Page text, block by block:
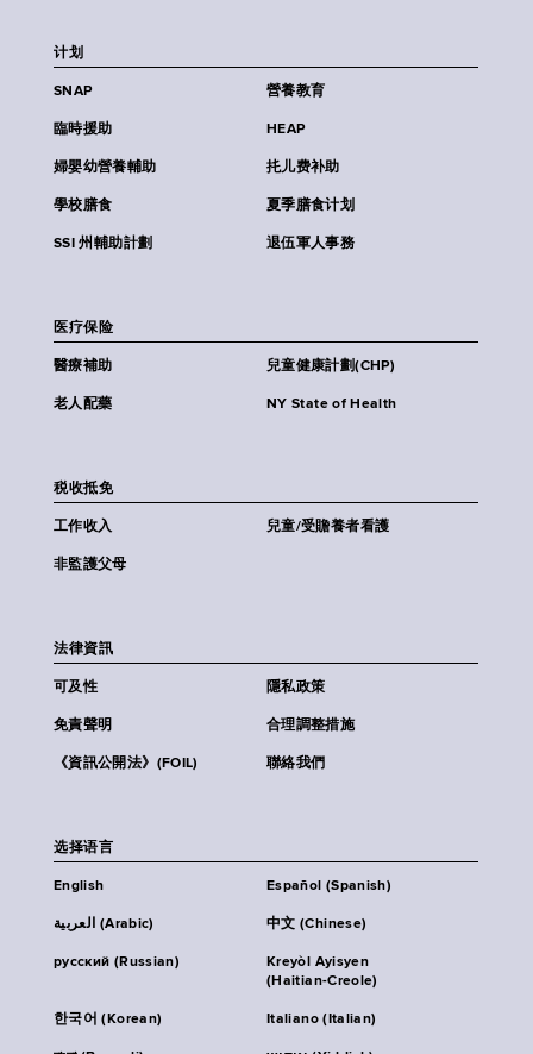
计划
SNAP 營養教育
臨時援助 HEAP
婦嬰幼營養輔助 扥儿费补助
學校膳食 夏季膳食计划
SSI 州輔助計劃 退伍軍人事務
医疗保险
醫療補助 兒童健康計劃(CHP)
老人配藥 NY State of Health
税收抵免
工作收入 兒童/受贍養者看護
非監護父母
法律資訊
可及性 隱私政策
免責聲明 合理調整措施
《資訊公開法》(FOIL) 聯絡我們
选择语言
English Español (Spanish)
العربية (Arabic) 中文 (Chinese)
русский (Russian)
Kreyòl Ayisyen
(Haitian-Creole)
한국어 (Korean) Italiano (Italian)